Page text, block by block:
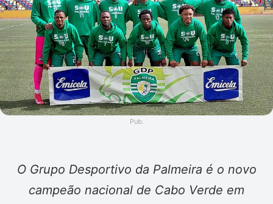
Pub.
O Grupo Desportivo da Palmeira é o novo
campeão nacional de Cabo Verde em